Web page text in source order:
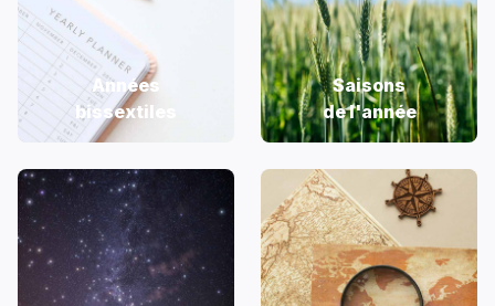
Années
bissextiles
Saisons
de l'année